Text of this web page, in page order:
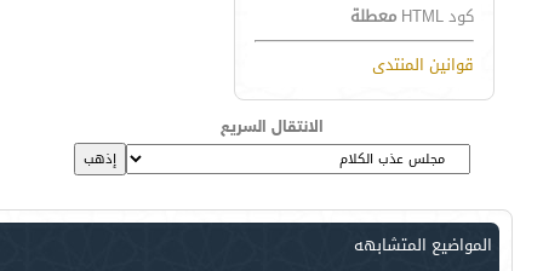
كود HTML
معطلة
قوانين المنتدى
الانتقال السريع
المواضيع المتشابهه